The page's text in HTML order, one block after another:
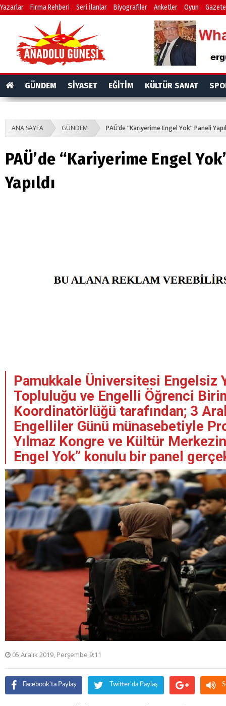
Yazarlar Firma Rehberi Seri İlanlar Biyografiler Anketler Oyun
GÜNDEM SİYASET EĞİTİM KÜLTÜR SANAT
ANA SAYFA GÜNDEM PAÜ’de “Kariyerime Engel Yok” Paneli
PAÜ’de “Kariyerime Engel
Yapıldı
Pamukkale Üniversitesi Engelsiz
Topluluğu ve Engelli Öğrenci
Koordinatörlüğü tarafından; 3
Engelliler Günü münasebetiyle
Yılmaz Kongre ve Kültür
Engel Yok” konulu bir panel
05 Aralık 2019, Perşembe 9:11
Facebook'ta Paylaş Twitter'da Paylaş